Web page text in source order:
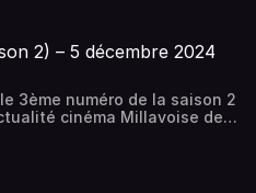
2) – 5 décembre 2024
3ème numéro de la saison 2
cinéma Millavoise de